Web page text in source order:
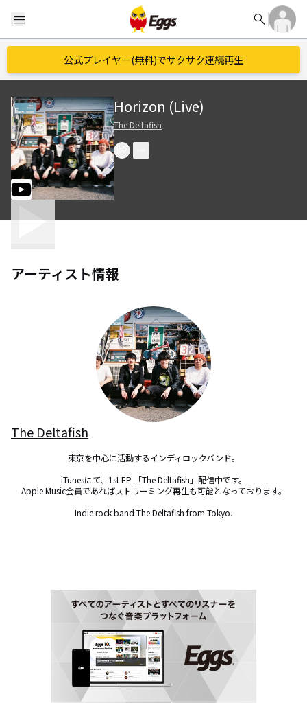
menu search
公式プレイヤー(無料)でサクサク連続再生
Horizon (Live)
The Deltafish
アーティスト情報
The Deltafish
東京を中心に活動するインディロックバンド。
iTunesにて、1st EP 「The Deltafish」配信中です。
Apple Music会員であればストリーミング再生も可能となっております。
Indie rock band The Deltafish from Tokyo.